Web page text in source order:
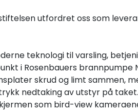
utfordret oss som
teknologi til varsling,
i Rosenbauers brannpumpe
skrud og limt sammen,
nedtaking av utstyr på
som bird-view